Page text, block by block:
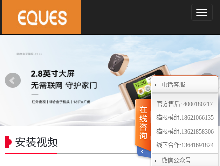
电话客服
官方售后: 4000180217
猫眼模组:18621066135
猫眼模组:13621858306
线下合作:13641691824
微信公众号
导
菜
安装视频